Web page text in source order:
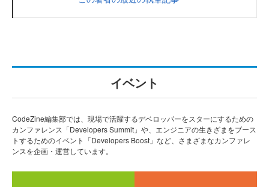
イベント
CodeZine編集部では、現場で活躍するデベロッパーをスターにするための
カンファレンス「Developers Summit」や、エンジニアの生きざまをブース
トするためのイベント「Developers Boost」など、さまざまなカンファレ
ンスを企画・運営しています。